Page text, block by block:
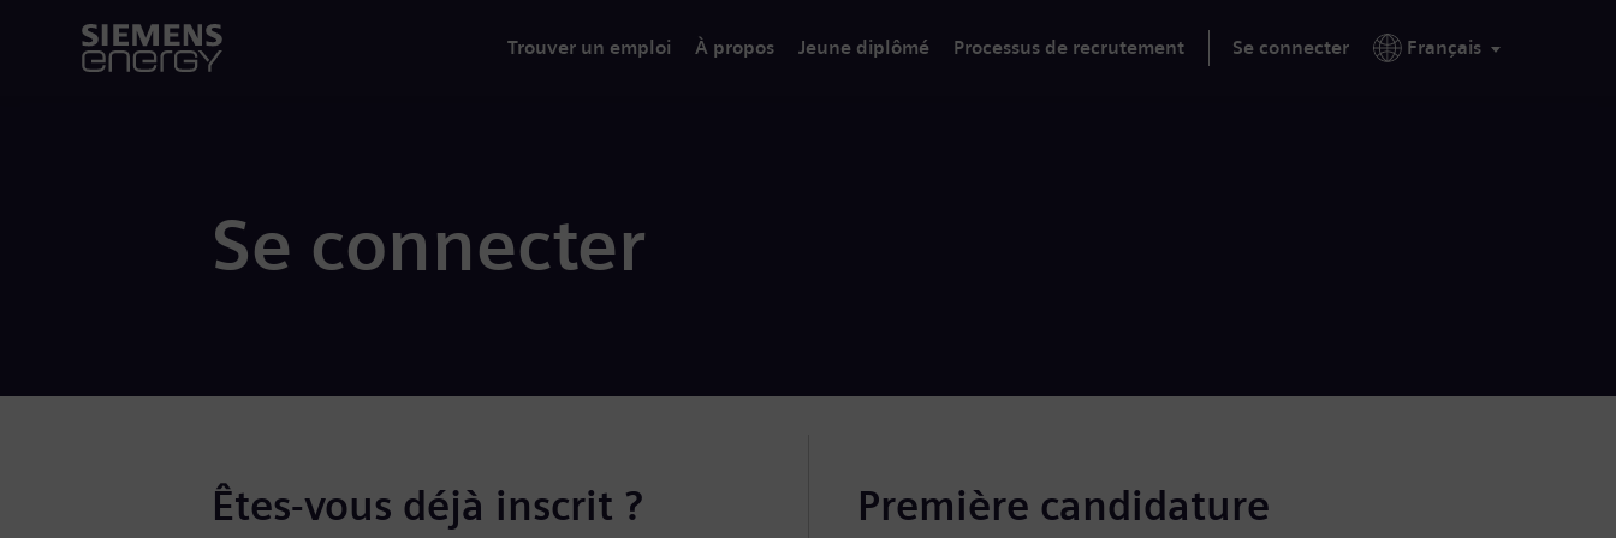
Trouver un emploi À propos Jeune diplômé Processus de recrutement Se connecter Français
Se connecter
Êtes-vous déjà inscrit ? Première candidature